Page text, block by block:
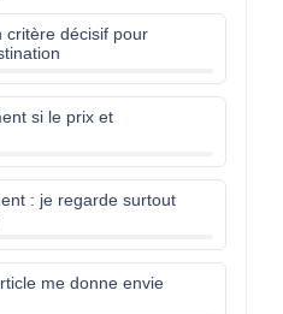
critère décisif pour
si le prix et
: je regarde surtout
me donne envie